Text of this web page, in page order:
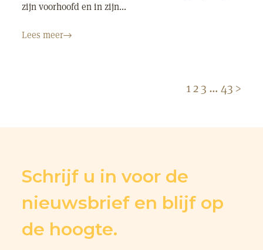
zijn voorhoofd en in zijn...
Lees meer
123 … 43 >
Schrijf u in voor de
nieuwsbrief en blijf op
de hoogte.